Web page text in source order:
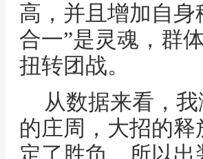
高，并且增加自
合一”是灵魂，群
扭转团战。
从数据来看，
的庄周，大招的